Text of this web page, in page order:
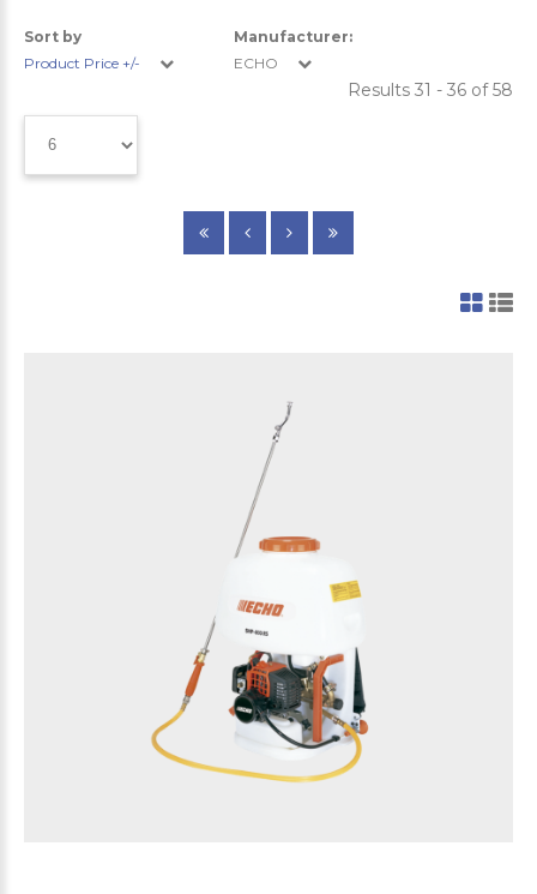
Sort by
Product Price +/-
Manufacturer:
ECHO
Results 31 - 36 of 58